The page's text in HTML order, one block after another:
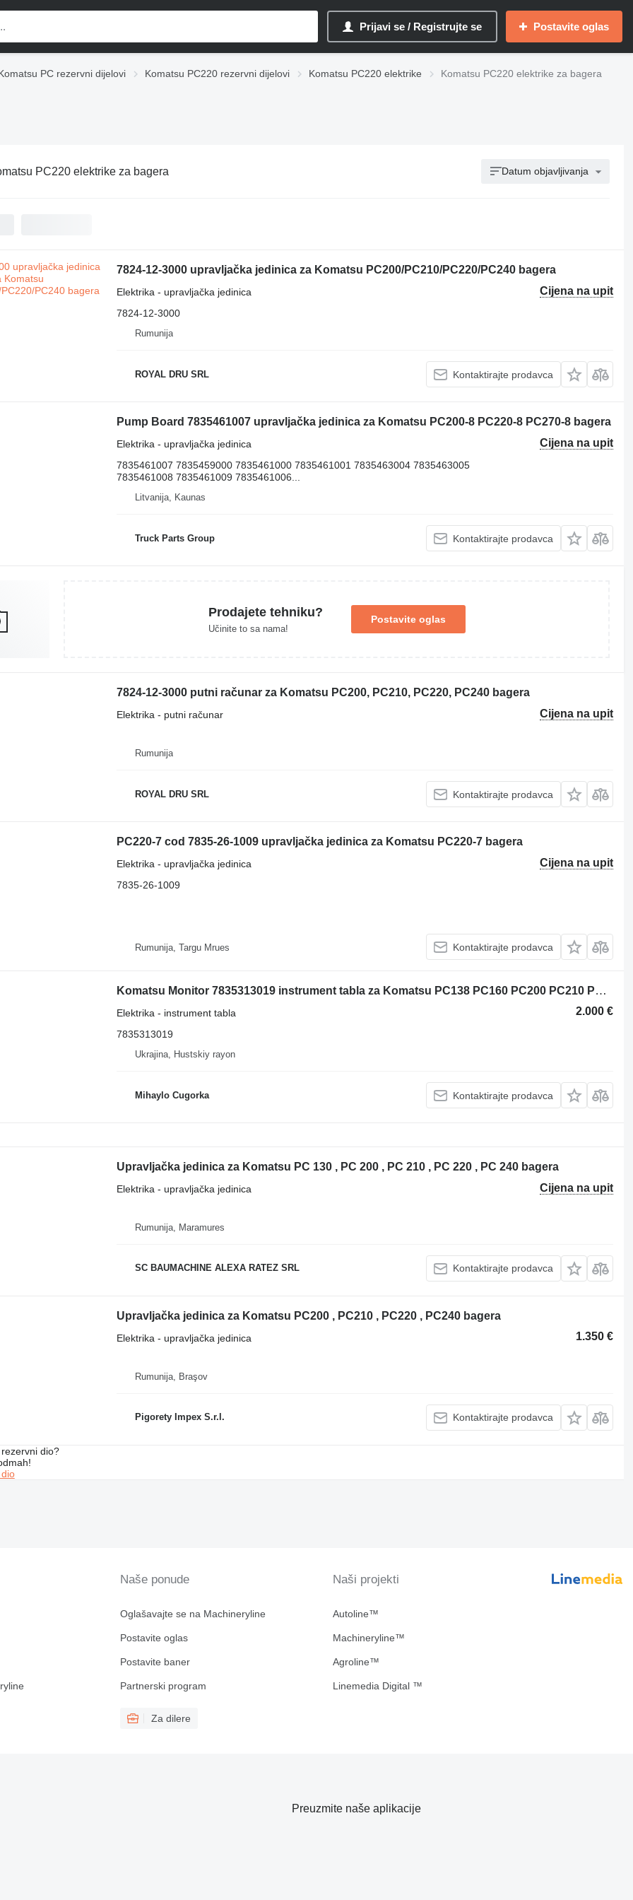
Prijavi se / Registrujte se Postavite oglas
PC rezervni dijelovi Komatsu PC220 rezervni dijelovi Komatsu PC220 elektrike Komatsu PC220 elektrike za bagerа
PC220 elektrike za bagerа Datum objavljivanja
7824-12-3000 upravljačka jedinica za Komatsu PC200/PC210/PC220/PC240 bagera
Cijena na upit
Elektrika - upravljačka jedinica
7824-12-3000
Rumunija
ROYAL DRU SRL Kontaktirajte prodavca
Pump Board 7835461007 upravljačka jedinica za Komatsu PC200-8 PC220-8 PC270-8 bagera
Cijena na upit
Elektrika - upravljačka jedinica
7835461007 7835459000 7835461000 7835461001 7835463004 7835463005
7835461008 7835461009 7835461006...
Litvanija, Kaunas
Truck Parts Group Kontaktirajte prodavca
Prodajete tehniku?
Učinite to sa nama!
Postavite oglas
7824-12-3000 putni računar za Komatsu PC200, PC210, PC220, PC240 bagera
Cijena na upit
Elektrika - putni računar
Rumunija
ROYAL DRU SRL Kontaktirajte prodavca
PC220-7 cod 7835-26-1009 upravljačka jedinica za Komatsu PC220-7 bagera
Cijena na upit
Elektrika - upravljačka jedinica
7835-26-1009
Rumunija, Targu Mrues Kontaktirajte prodavca
Komatsu Monitor 7835313019 instrument tabla za Komatsu PC138 PC160 PC200 PC210 PC220 PC240 bagera
2.000 €
Elektrika - instrument tabla
7835313019
Ukrajina, Hustskiy rayon
Mihaylo Cugorka Kontaktirajte prodavca
Upravljačka jedinica za Komatsu PC 130 , PC 200 , PC 210 , PC 220 , PC 240 bagera
Cijena na upit
Elektrika - upravljačka jedinica
Rumunija, Maramures
SC BAUMACHINE ALEXA RATEZ SRL Kontaktirajte prodavca
Upravljačka jedinica za Komatsu PC200 , PC210 , PC220 , PC240 bagera
1.350 €
Elektrika - upravljačka jedinica
Rumunija, Braşov
Pigorety Impex S.r.l. Kontaktirajte prodavca
dio?
Naše ponude
Oglašavajte se na Machineryline
Postavite oglas
Postavite baner
Partnerski program
Za dilere
Naši projekti
Autoline™
Machineryline™
Agroline™
Linemedia Digital ™
Preuzmite naše aplikacije